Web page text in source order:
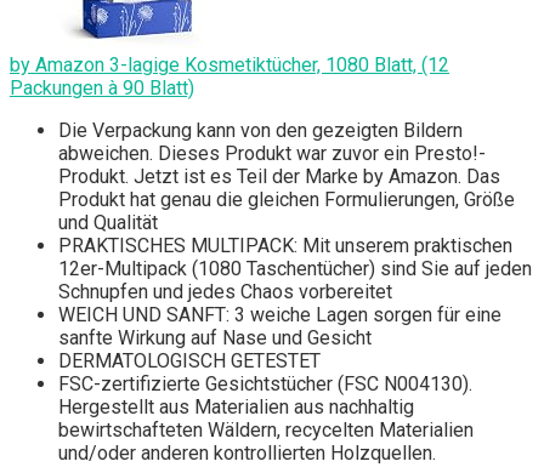
by Amazon 3-lagige Kosmetiktücher, 1080 Blatt, (12
Packungen à 90 Blatt)
Die Verpackung kann von den gezeigten Bildern
abweichen. Dieses Produkt war zuvor ein Presto!-
Produkt. Jetzt ist es Teil der Marke by Amazon. Das
Produkt hat genau die gleichen Formulierungen, Größe
und Qualität
PRAKTISCHES MULTIPACK: Mit unserem praktischen
12er-Multipack (1080 Taschentücher) sind Sie auf jeden
Schnupfen und jedes Chaos vorbereitet
WEICH UND SANFT: 3 weiche Lagen sorgen für eine
sanfte Wirkung auf Nase und Gesicht
DERMATOLOGISCH GETESTET
FSC-zertifizierte Gesichtstücher (FSC N004130).
Hergestellt aus Materialien aus nachhaltig
bewirtschafteten Wäldern, recycelten Materialien
und/oder anderen kontrollierten Holzquellen.